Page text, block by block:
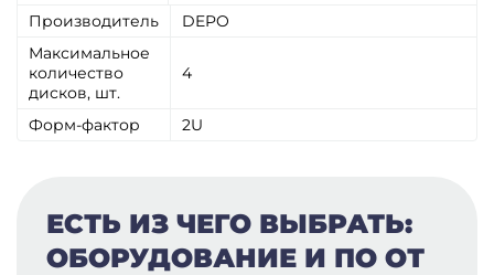
Производитель
DEPO
Максимальное
количество
дисков, шт.
4
Форм-фактор 2U
ЕСТЬ ИЗ ЧЕГО ВЫБРАТЬ:
ОБОРУДОВАНИЕ И ПО ОТ